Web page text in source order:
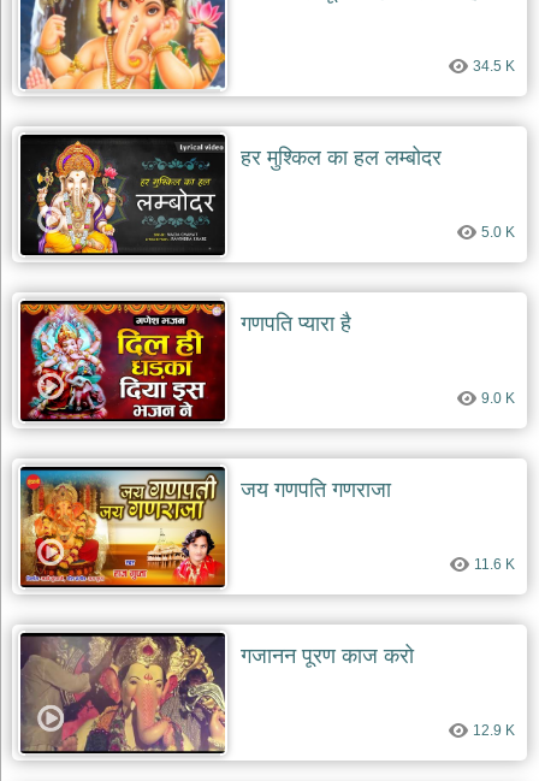
34.5 K
हर मुश्किल का हल लम्बोदर
5.0 K
गणपति प्यारा है
9.0 K
जय गणपति गणराजा
11.6 K
गजानन पूरण काज करो
12.9 K